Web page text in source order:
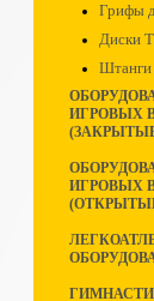
Грифы
Диски
Штанги
ИГРОВЫХ
ИГРОВЫХ